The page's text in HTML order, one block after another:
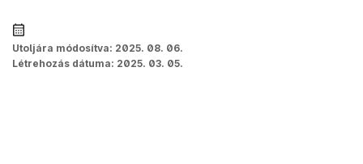
Utoljára módosítva: 2025. 08. 06.
Létrehozás dátuma: 2025. 03. 05.